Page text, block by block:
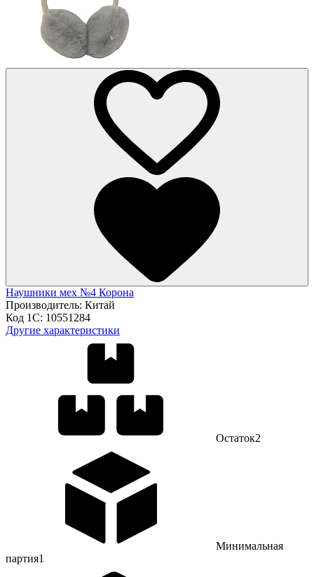
Наушники мех №4 Корона
Производитель: Китай
Код 1С: 10551284
Другие характеристики
Остаток2
Минимальная
партия1